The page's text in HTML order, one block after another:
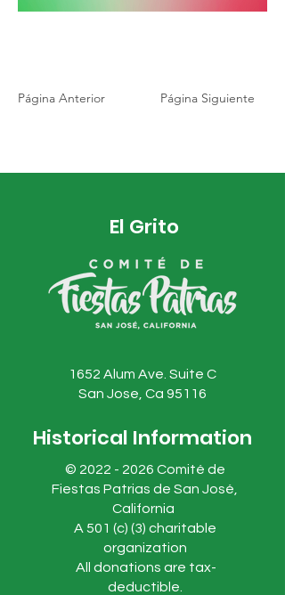
Página Anterior Página Siguiente
El Grito
1652 Alum Ave. Suite C
San Jose, Ca 95116
Historical Information
© 2022 - 2026 Comité de
Fiestas Patrias de San José,
California
A 501 (c) (3) charitable
organization
All donations are tax-
deductible.